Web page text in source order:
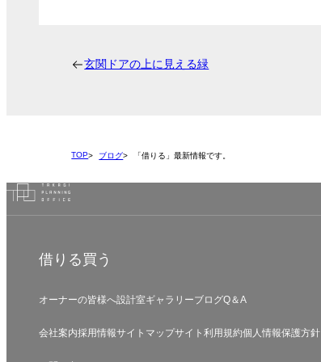
玄関ドアの上に見える緑
TOP ブログ 「借りる」最新情報です。
借りる 買う
オーナーの皆様へ設計室ギャラリーブログQ＆A
会社案内採用情報サイトマップサイト利用規約個人情報保護方針